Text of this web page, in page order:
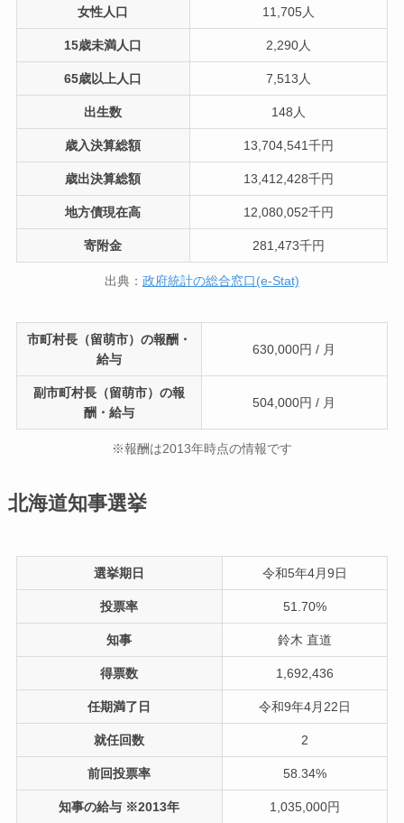
女性人口 11,705人
15歳未満人口 2,290人
65歳以上人口 7,513人
出生数 148人
歳入決算総額 13,704,541千円
歳出決算総額 13,412,428千円
地方債現在高 12,080,052千円
寄附金 281,473千円
出典： 政府統計の総合窓口(e-Stat)
市町村長（留萌市）の報酬・
給与
630,000円 / 月
副市町村長（留萌市）の報
酬・給与
504,000円 / 月
※報酬は2013年時点の情報です
北海道知事選挙
選挙期日 令和5年4月9日
投票率 51.70%
知事 鈴木 直道
得票数 1,692,436
任期満了日 令和9年4月22日
就任回数 2
前回投票率 58.34%
知事の給与 ※2013年 1,035,000円